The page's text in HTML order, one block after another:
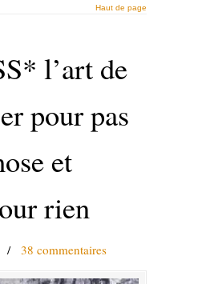
Haut de page
l’art de
pour pas
et
rien
/ 38 commentaires